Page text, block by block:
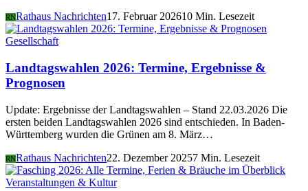
RNRathaus Nachrichten17. Februar 202610 Min. Lesezeit
Gesellschaft
Landtagswahlen 2026: Termine, Ergebnisse &
Prognosen
Update: Ergebnisse der Landtagswahlen – Stand 22.03.2026 Die
ersten beiden Landtagswahlen 2026 sind entschieden. In Baden-
Württemberg wurden die Grünen am 8. März…
RNRathaus Nachrichten22. Dezember 20257 Min. Lesezeit
Veranstaltungen & Kultur